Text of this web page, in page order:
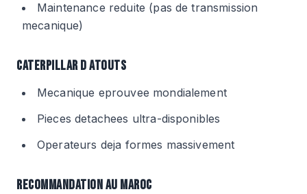
Maintenance reduite (pas de transmission
mecanique)
CATERPILLAR D ATOUTS
Mecanique eprouvee mondialement
Pieces detachees ultra-disponibles
Operateurs deja formes massivement
RECOMMANDATION AU MAROC